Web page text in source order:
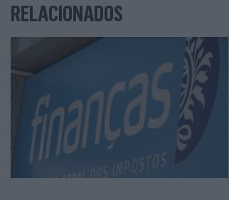
RELACIONADOS